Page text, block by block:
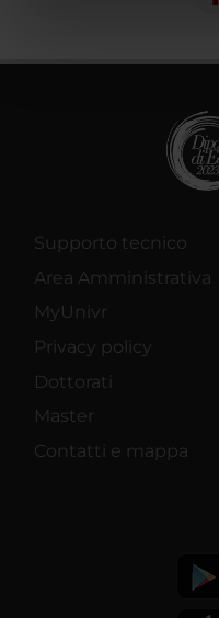
informazioni sul modo
pubblicità e social
raccolto dal tuo utilizzo
Supporto tecnico
Area Amministrativa
MyUnivr
Privacy policy
Dottorati
Master
Contatti e mappa